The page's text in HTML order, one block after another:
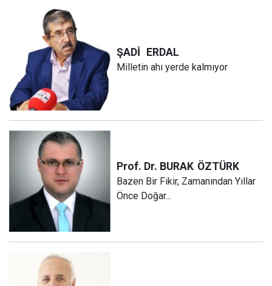
ŞADİ ERDAL
Milletin ahı yerde kalmıyor
Prof. Dr. BURAK ÖZTÜRK
Bazen Bir Fikir, Zamanından Yıllar
Önce Doğar...